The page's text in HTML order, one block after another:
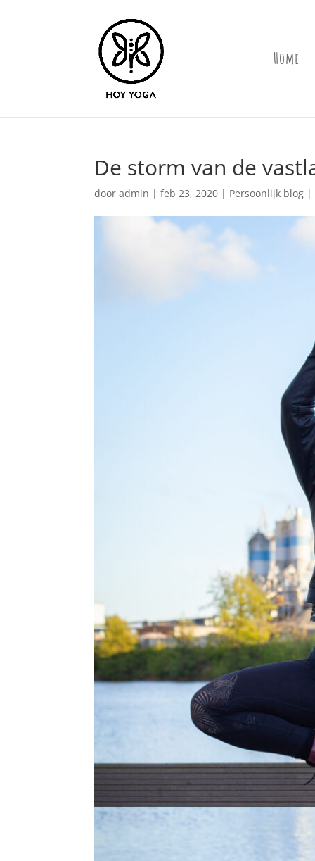
Home
De storm van de
dooradmin |feb 23, 2020 | Persoonlijk blog |